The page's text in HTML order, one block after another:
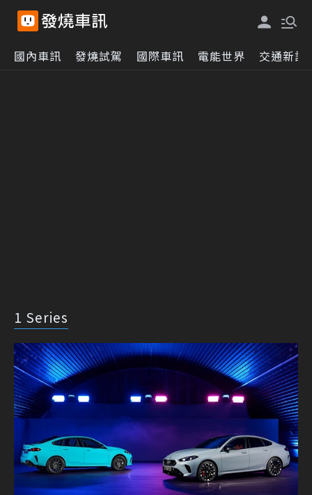
國內車訊 發燒試駕 國際車訊 電能世界 交通新訊
1 Series